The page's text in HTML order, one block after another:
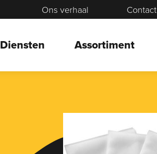
Ons verhaal Contact
Diensten Assortiment